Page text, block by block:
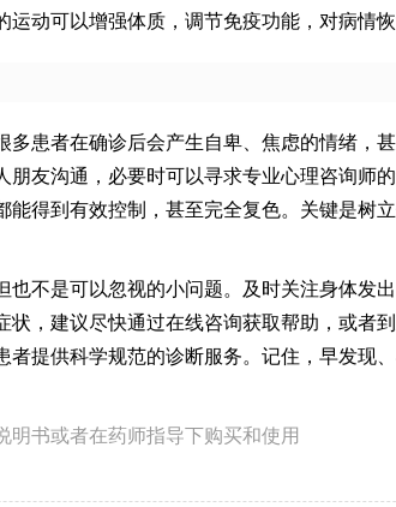
动可以增强体质，调节免疫功能，对病情恢
患者在确诊后会产生自卑、焦虑的情绪，
友沟通，必要时可以寻求专业心理咨询师
得到有效控制，甚至完全复色。关键是树
不是可以忽视的小问题。及时关注身体发
，建议尽快通过在线咨询获取帮助，或者
提供科学规范的诊断服务。记住，早发现
书或者在药师指导下购买和使用